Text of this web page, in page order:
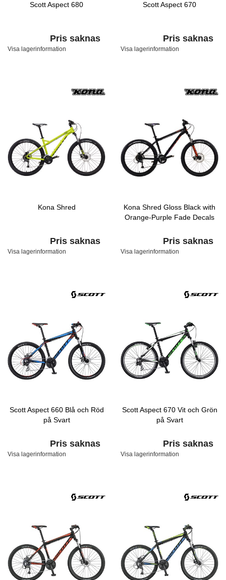
Scott Aspect 680
Pris saknas
Visa lagerinformation
Scott Aspect 670
Pris saknas
Visa lagerinformation
Kona Shred
Pris saknas
Visa lagerinformation
Kona Shred Gloss Black with
Orange-Purple Fade Decals
Pris saknas
Visa lagerinformation
Scott Aspect 660 Blå och Röd
på Svart
Pris saknas
Visa lagerinformation
Scott Aspect 670 Vit och Grön
på Svart
Pris saknas
Visa lagerinformation